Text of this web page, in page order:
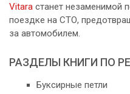
Vitara станет незаменимой
поездке на СТО,
за автомобилем.
РАЗДЕЛЫ КНИГИ ПО
Буксирные петли